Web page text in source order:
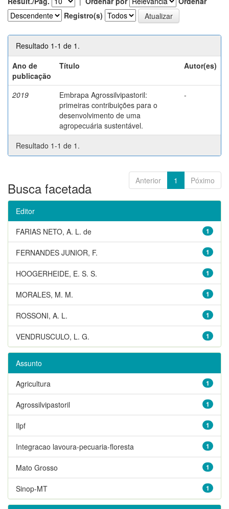
Registro(s)
Resultado 1-1 de 1.
Ano de
publicação
Título Autor(es)
2019
Embrapa Agrossilvipastoril:
primeiras contribuições para o
desenvolvimento de uma
agropecuária sustentável.
-
Resultado 1-1 de 1.
Anterior 1 Póximo
Busca facetada
Editor
1
FARIAS NETO, A. L. de
1
FERNANDES JUNIOR, F.
1
HOOGERHEIDE, E. S. S.
1
MORALES, M. M.
1
ROSSONI, A. L.
1
VENDRUSCULO, L. G.
Assunto
1
Agricultura
1
Agrossilvipastoril
1
Ilpf
1
Integracao lavoura-pecuaria-floresta
1
Mato Grosso
1
Sinop-MT